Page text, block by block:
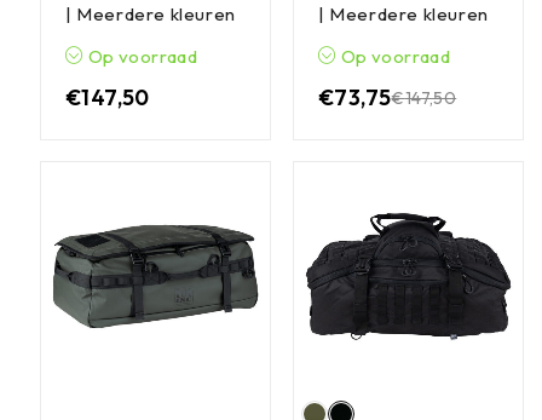
| Meerdere kleuren
Op voorraad
€147,50
| Meerdere kleuren
Op voorraad
€147,50
€73,75